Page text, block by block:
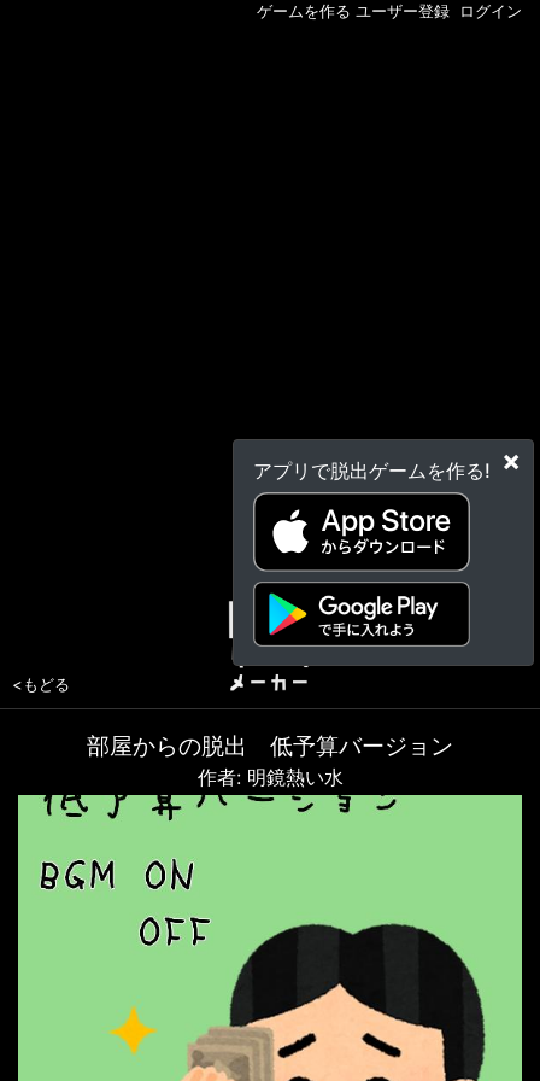
×
アプリで脱出ゲームを作る!
ゲームを作る ユーザー登録 ログイン
<もどる
部屋からの脱出 低予算バージョン
作者: 明鏡熱い水